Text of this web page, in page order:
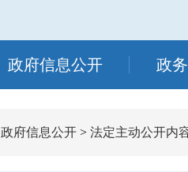
政府信息公开 政
政府信息公开 > 法定主动公开内